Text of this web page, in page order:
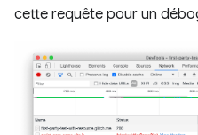
cette requête pour un